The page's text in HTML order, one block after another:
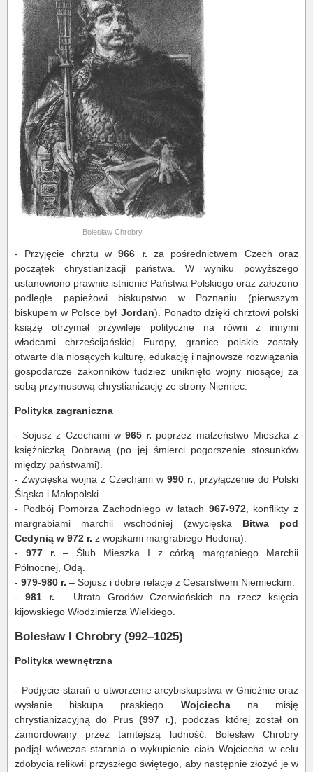
Bolesław Chrobry
- Przyjęcie chrztu w966 r. za pośrednictwem Czech oraz
początek chrystianizacji państwa. W wyniku powyższego
ustanowiono prawnie istnienie Państwa Polskiego oraz założono
podległe papieżowi biskupstwo w Poznaniu (pierwszym
biskupem w Polsce był Jordan). Ponadto dzięki chrztowi polski
książę otrzymał przywileje polityczne na równi z innymi
władcami chrześcijańskiej Europy, granice polskie zostały
otwarte dla niosących kulturę, edukację i najnowsze rozwiązania
gospodarcze zakonników tudzież uniknięto wojny niosącej za
sobą przymusową chrystianizację ze strony Niemiec.
Polityka zagraniczna
- Sojusz z Czechami w 965 r. poprzez małżeństwo Mieszka z
księżniczką Dobrawą (po jej śmierci pogorszenie stosunków
między państwami).
- Zwycięska wojna z Czechami w 990 r. , przyłączenie do Polski
Śląska i Małopolski.
- Podbój Pomorza Zachodniego w latach 967-972, konflikty z
margrabiami marchii wschodniej (zwycięska Bitwa pod
Cedynią w 972 r. z wojskami margrabiego Hodona).
- 977 r. – Ślub Mieszka I z córką margrabiego Marchii
Północnej, Odą.
- 979-980 r. – Sojusz i dobre relacje z Cesarstwem Niemieckim.
- 981 r.– Utrata Grodów Czerwieńskich na rzecz księcia
kijowskiego Włodzimierza Wielkiego.
Bolesław I Chrobry (992–1025)
Polityka wewnętrzna
- Podjęcie starań o utworzenie arcybiskupstwa w Gnieźnie oraz
wysłanie biskupa praskiego Wojciechana misję
chrystianizacyjną do Prus (997 r.) , podczas której został on
zamordowany przez tamtejszą ludność. Bolesław Chrobry
podjął wówczas starania o wykupienie ciała Wojciecha w celu
zdobycia relikwii przyszłego świętego, aby następnie złożyć je w